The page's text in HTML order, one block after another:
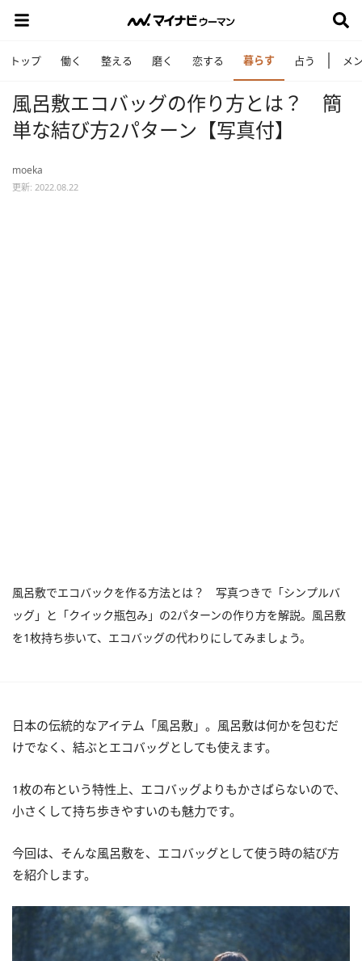
トップ 働く 整える 磨く 恋する 暮らす 占う メ
風呂敷エコバッグの作り方とは？ 簡
単な結び方2パターン【写真付】
moeka
更新: 2022.08.22
風呂敷でエコバックを作る方法とは？ 写真つきで「シンプルバ
ッグ」と「クイック瓶包み」の2パターンの作り方を解説。風呂敷
を1枚持ち歩いて、エコバッグの代わりにしてみましょう。
日本の伝統的なアイテム「風呂敷」。風呂敷は何かを包むだ
けでなく、結ぶとエコバッグとしても使えます。
1枚の布という特性上、エコバッグよりもかさばらないので、
小さくして持ち歩きやすいのも魅力です。
今回は、そんな風呂敷を、エコバッグとして使う時の結び方
を紹介します。